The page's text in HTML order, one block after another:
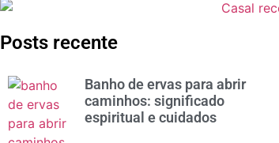
Posts recente
Banho de ervas para abrir
caminhos: significado
espiritual e cuidados